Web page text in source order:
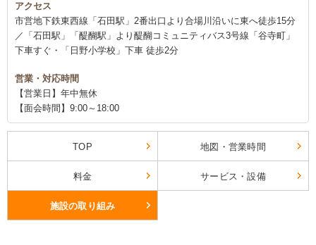
アクセス
市営地下鉄東西線「石田駅」2番出口より合場川沿いに東へ徒歩15分
／「石田駅」「醍醐駅」より醍醐コミュニティバス3号線「谷寺町」
下車すぐ・「日野小学校」下車 徒歩2分
営業・対応時間
【営業日】年中無休
【面会時間】9:00～18:00
TOP 地図・営業時間
料金 サービス・設備
施設の取り組み